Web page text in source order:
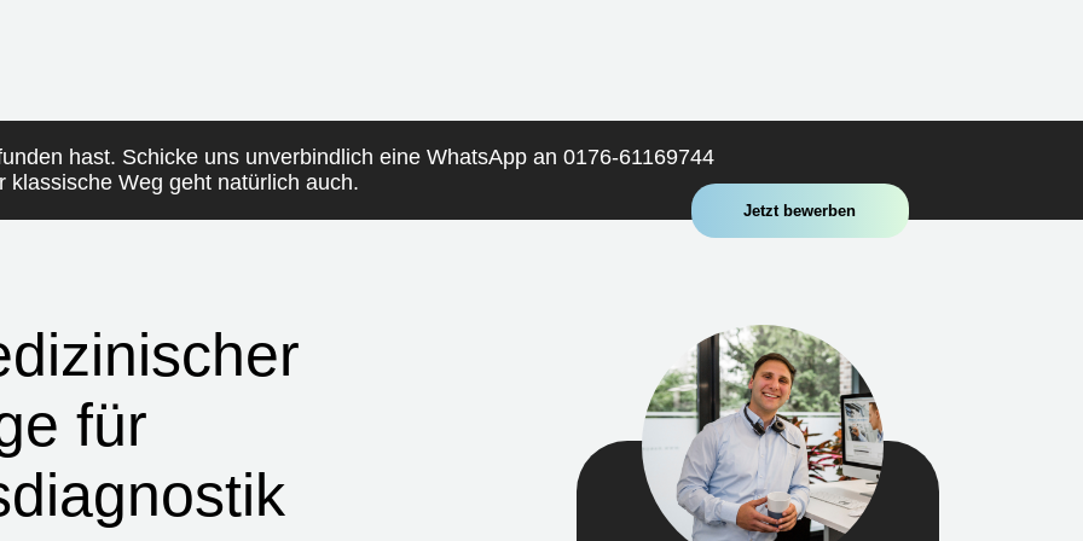
hast. Schicke uns unverbindlich eine WhatsApp an 0176-61169744
klassische Weg geht natürlich auch.
Jetzt bewerben
für